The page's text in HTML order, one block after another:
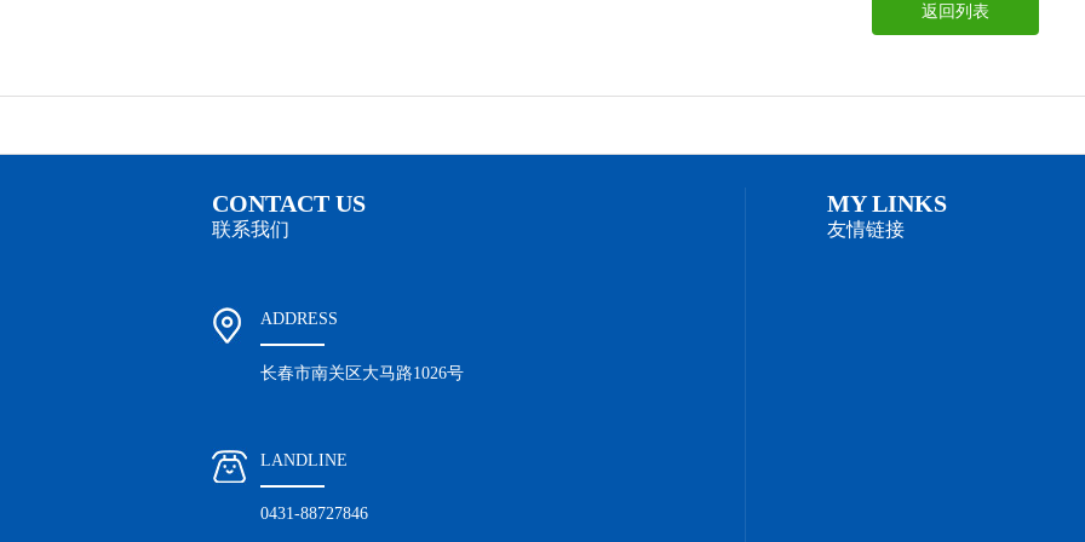
返回列表
CONTACT US
联系我们
ADDRESS
长春市南关区大马路1026号
LANDLINE
0431-88727846
MY LINKS
友情链接